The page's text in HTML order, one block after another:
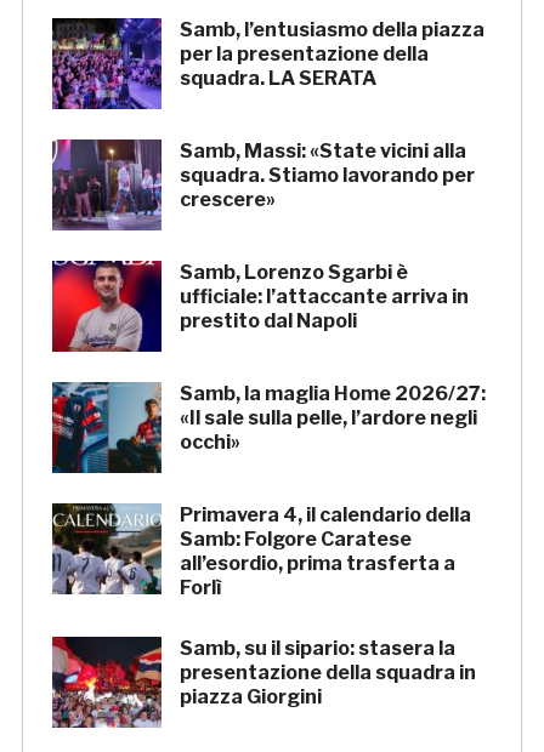
Samb, l’entusiasmo della piazza
per la presentazione della
squadra. LA SERATA
Samb, Massi: «State vicini alla
squadra. Stiamo lavorando per
crescere»
Samb, Lorenzo Sgarbi è
ufficiale: l’attaccante arriva in
prestito dal Napoli
Samb, la maglia Home 2026/27:
«Il sale sulla pelle, l’ardore negli
occhi»
Primavera 4, il calendario della
Samb: Folgore Caratese
all’esordio, prima trasferta a
Forlì
Samb, su il sipario: stasera la
presentazione della squadra in
piazza Giorgini